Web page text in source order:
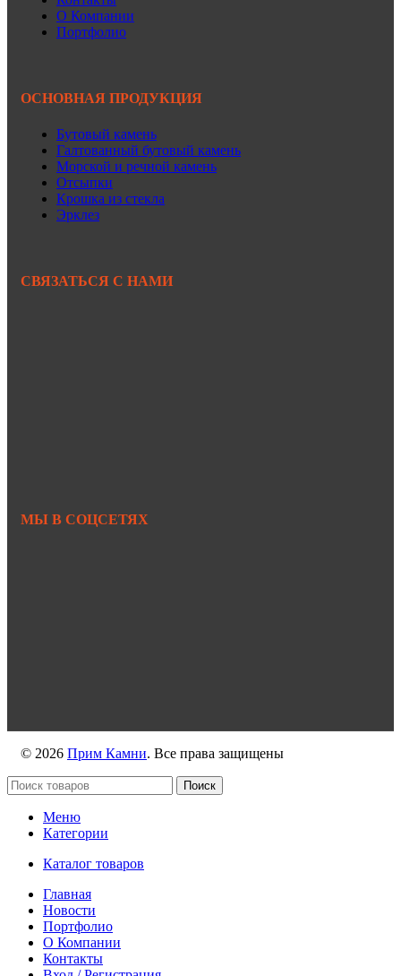
О Компании
Портфолио
ОСНОВНАЯ ПРОДУКЦИЯ
Бутовый камень
Галтованный бутовый камень
Морской и речной камень
Отсыпки
Крошка из стекла
Эрклез
СВЯЗАТЬСЯ С НАМИ
МЫ В СОЦСЕТЯХ
© 2026 Прим Камни. Все права защищены
Поиск
Меню
Категории
Каталог товаров
Главная
Новости
Портфолио
О Компании
Контакты